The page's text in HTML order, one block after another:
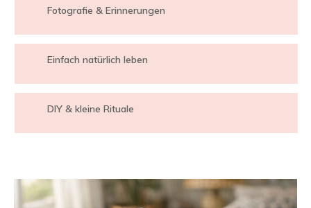
Fotografie & Erinnerungen
Einfach natürlich leben
DIY & kleine Rituale